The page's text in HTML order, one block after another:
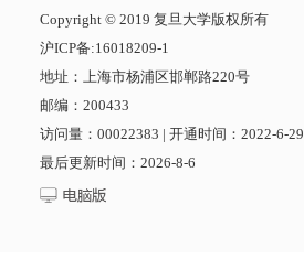
​Copyright © 2019 复旦大学版权所有
沪ICP备:16018209-1
地址：上海市杨浦区邯郸路220号
邮编：200433
访问量： 00022383 | 开通时间： 2022-6-29
最后更新时间： 2026-8-6